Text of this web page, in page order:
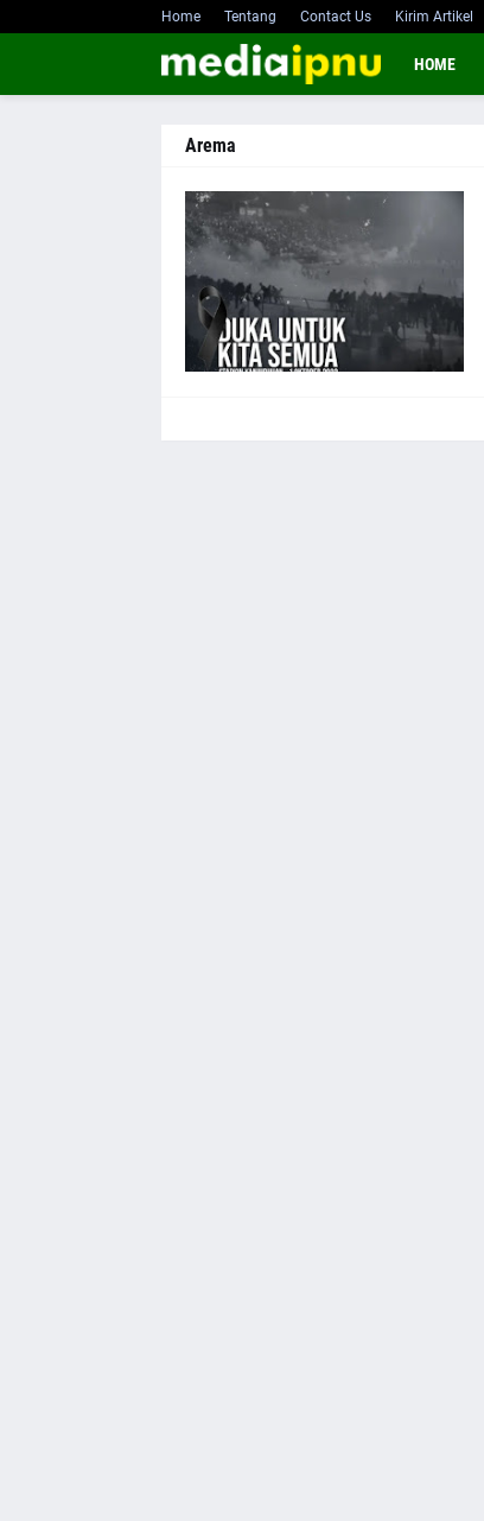
Home Tentang Contact Us Kirim Artikel
HOME
Arema